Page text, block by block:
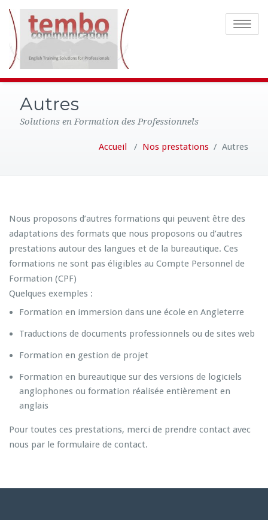
Toggle
Autres
Solutions en Formation des Professionnels
Accueil / Nos prestations / Autres
Nous proposons d’autres formations qui peuvent être des
adaptations des formats que nous proposons ou d’autres
prestations autour des langues et de la bureautique. Ces
formations ne sont pas éligibles au Compte Personnel de
Formation (CPF)
Quelques exemples :
Formation en immersion dans une école en Angleterre
Traductions de documents professionnels ou de sites web
Formation en gestion de projet
Formation en bureautique sur des versions de logiciels
anglophones ou formation réalisée entièrement en
anglais
Pour toutes ces prestations, merci de prendre contact avec
nous par le formulaire de contact.